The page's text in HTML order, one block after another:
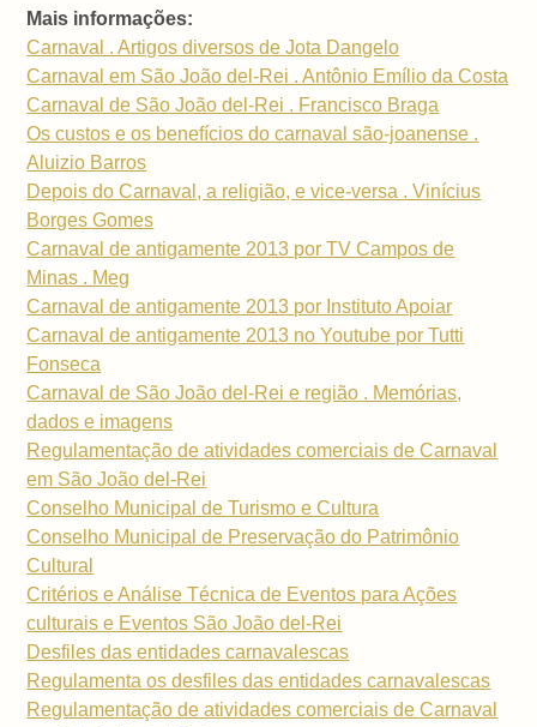
Mais informações:
Carnaval . Artigos diversos de Jota Dangelo
Carnaval em São João del-Rei . Antônio Emílio da Costa
Carnaval de São João del-Rei . Francisco Braga
Os custos e os benefícios do carnaval são-joanense .
Aluizio Barros
Depois do Carnaval, a religião, e vice-versa . Vinícius
Borges Gomes
Carnaval de antigamente 2013 por TV Campos de
Minas . Meg
Carnaval de antigamente 2013 por Instituto Apoiar
Carnaval de antigamente 2013 no Youtube por Tutti
Fonseca
Carnaval de São João del-Rei e região . Memórias,
dados e imagens
Regulamentação de atividades comerciais de Carnaval
em São João del-Rei
Conselho Municipal de Turismo e Cultura
Conselho Municipal de Preservação do Patrimônio
Cultural
Critérios e Análise Técnica de Eventos para Ações
culturais e Eventos São João del-Rei
Desfiles das entidades carnavalescas
Regulamenta os desfiles das entidades carnavalescas
Regulamentação de atividades comerciais de Carnaval